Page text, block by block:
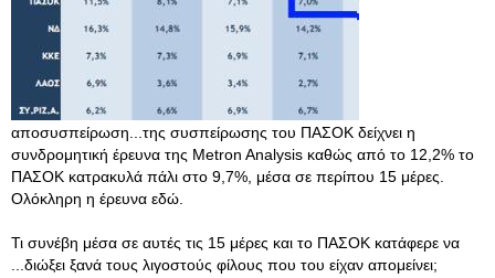
αποσυσπείρωση...της συσπείρωσης του ΠΑΣΟΚ δείχνει η
συνδρομητική έρευνα της Metron Analysis καθώς από το 12,2% το
ΠΑΣΟΚ κατρακυλά πάλι στο 9,7%, μέσα σε περίπου 15 μέρες.
Ολόκληρη η έρευνα εδώ.
Τι συνέβη μέσα σε αυτές τις 15 μέρες και το ΠΑΣΟΚ κατάφερε να
...διώξει ξανά τους λιγοστούς φίλους που του είχαν απομείνει;